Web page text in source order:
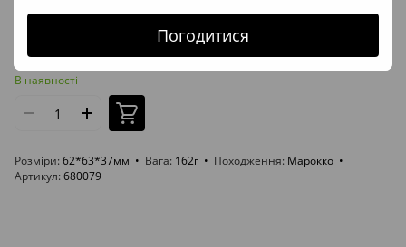
Погодитися
Артикул: 680079
Вульфеніт, барит, церусит 62*63*37мм, Марокко
6 720 грн
В наявності
Розміри 62*63*37мм Вага 162г Походження Марокко
Артикул 680079